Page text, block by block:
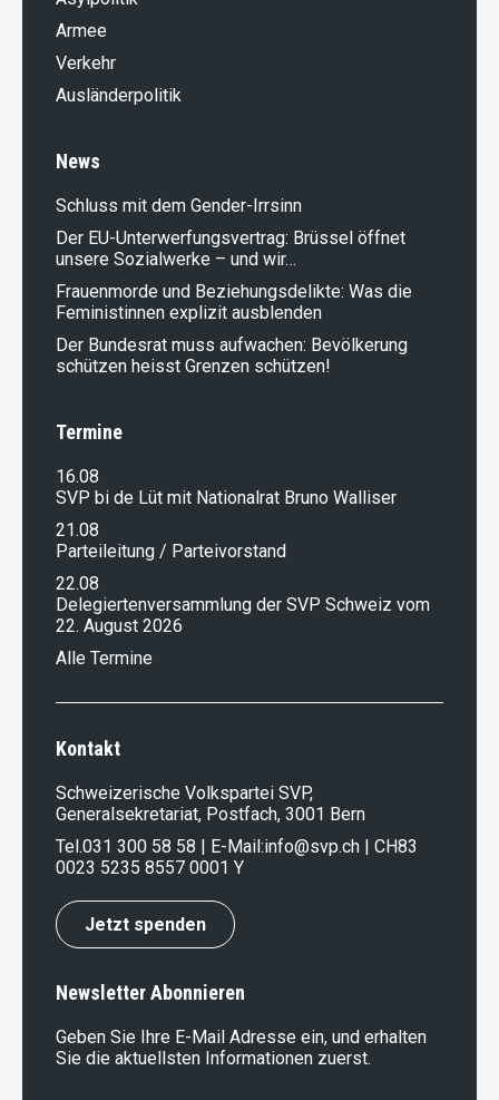
Armee
Verkehr
Ausländer­politik
News
Schluss mit dem Gender-Irrsinn
Der EU-Unterwerfungsvertrag: Brüssel öffnet
unsere Sozialwerke – und wir…
Frauenmorde und Beziehungsdelikte: Was die
Feministinnen explizit ausblenden
Der Bundesrat muss aufwachen: Bevölkerung
schützen heisst Grenzen schützen!
Termine
16.08
SVP bi de Lüt mit Nationalrat Bruno Walliser
21.08
Parteileitung / Parteivorstand
22.08
Delegiertenversammlung der SVP Schweiz vom
22. August 2026
Alle Termine
Kontakt
Schweizerische Volkspartei SVP,
Generalsekretariat, Postfach, 3001 Bern
Tel.031 300 58 58 | E-Mail:info@svp.ch | CH83
0023 5235 8557 0001 Y
Jetzt spenden
Newsletter Abonnieren
Geben Sie Ihre E-Mail Adresse ein, und erhalten
Sie die aktuellsten Informationen zuerst.